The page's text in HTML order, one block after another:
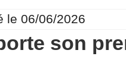
le 06/06/2026
son